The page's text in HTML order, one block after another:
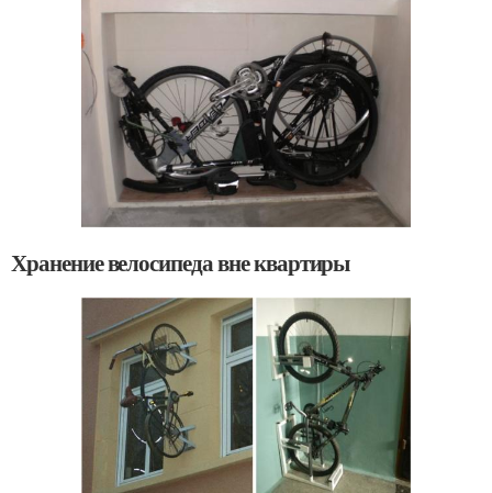
Хранение велосипеда вне квартиры